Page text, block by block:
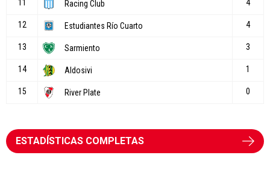
ESTADÍSTICAS COMPLETAS